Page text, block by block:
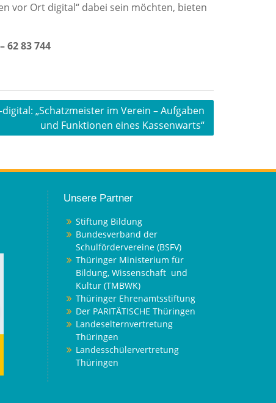
vor Ort digital“ dabei sein möchten, bieten
62 83 744
digital: „Schatzmeister im Verein – Aufgaben
und Funktionen eines Kassenwarts“
Unsere Partner
Stiftung Bildung
Bundesverband der
Schulfördervereine (BSFV)
Thüringer Ministerium für
Bildung, Wissenschaft und
Kultur (TMBWK)
Thüringer Ehrenamtsstiftung
Der PARITÄTISCHE Thüringen
Landeselternvertretung
Thüringen
Landesschülervertretung
Thüringen